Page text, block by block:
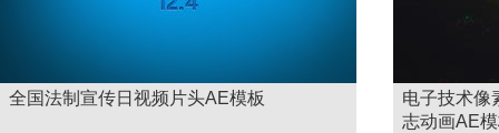
全国法制宣传日视频片头AE模板
电子技术像
志动画AE